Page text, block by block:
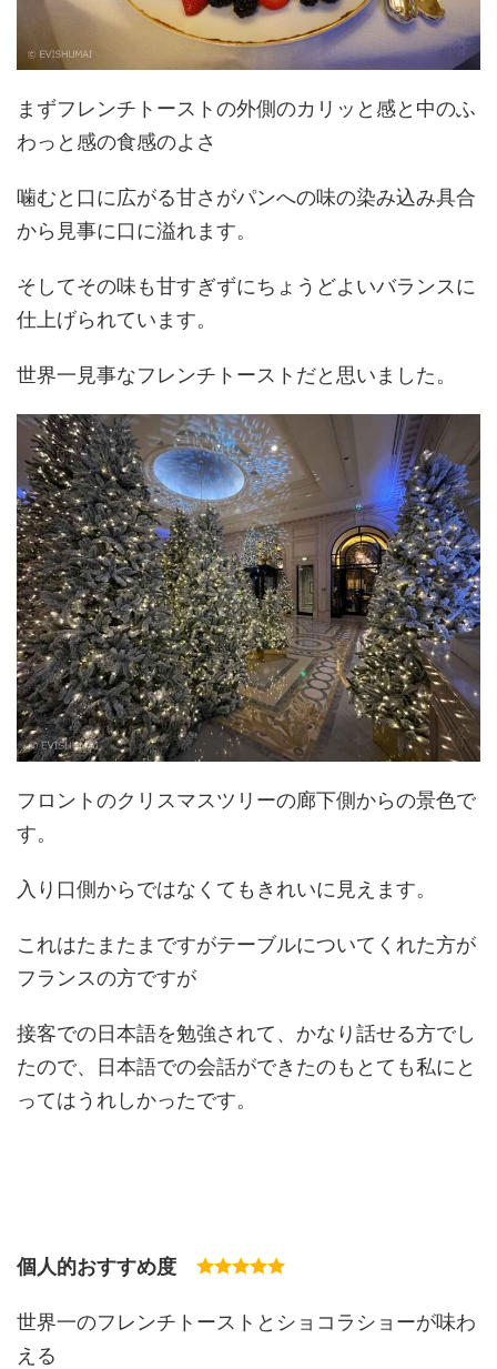
まずフレンチトーストの外側のカリッと感と中のふ
わっと感の食感のよさ
噛むと口に広がる甘さがパンへの味の染み込み具合
から見事に口に溢れます。
そしてその味も甘すぎずにちょうどよいバランスに
仕上げられています。
世界一見事なフレンチトーストだと思いました。
フロントのクリスマスツリーの廊下側からの景色で
す。
入り口側からではなくてもきれいに見えます。
これはたまたまですがテーブルについてくれた方が
フランスの方ですが
接客での日本語を勉強されて、かなり話せる方でし
たので、日本語での会話ができたのもとても私にと
ってはうれしかったです。
個人的おすすめ度
世界一のフレンチトーストとショコラショーが味わ
える